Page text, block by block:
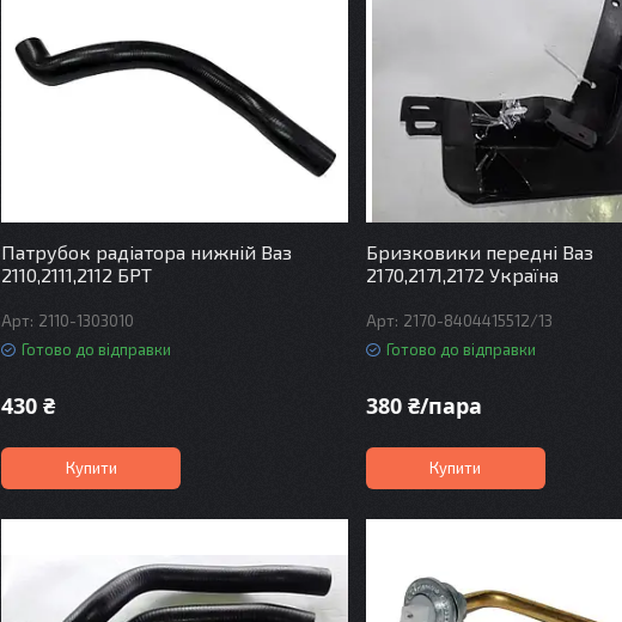
Патрубок радіатора нижній Ваз
2110,2111,2112 БРТ
2110-1303010
Готово до відправки
430 ₴
Купити
Бризковики передні Ваз
2170,2171,2172 Україна
2170-8404415512/13
Готово до відправки
380 ₴/пара
Купити